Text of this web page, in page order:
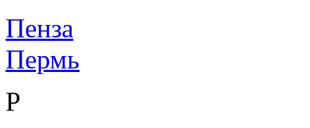
Пенза
Пермь
Р